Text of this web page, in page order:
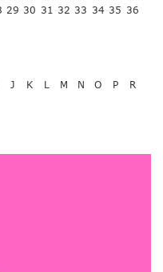
29 30 31 32 33 34 35 36
J K L M N O P
R